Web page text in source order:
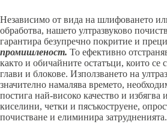
Независимо от вида на шлифоването
обработва, нашето ултразвуково
гарантира безупречно покритие и
промишленост. То ефективно
както и обичайните остатъци, които се
глави и блокове. Използването на
значително намалява времето,
постига най-високо качество и избягва
киселини, четки и пясъкоструене,
почистване и елиминира затрудненията.